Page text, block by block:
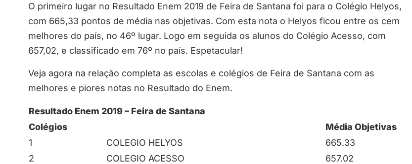
O primeiro lugar no Resultado Enem 2019 de Feira de Santana foi para o Colégio Helyos,
com 665,33 pontos de média nas objetivas. Com esta nota o Helyos ficou entre os cem
melhores do país, no 46º lugar. Logo em seguida os alunos do Colégio Acesso, com
657,02, e classificado em 76º no país. Espetacular!
Veja agora na relação completa as escolas e colégios de Feira de Santana com as
melhores e piores notas no Resultado do Enem.
Resultado Enem 2019 – Feira de Santana
Colégios
Média Objetivas
1
COLEGIO HELYOS
665.33
2
COLEGIO ACESSO
657.02